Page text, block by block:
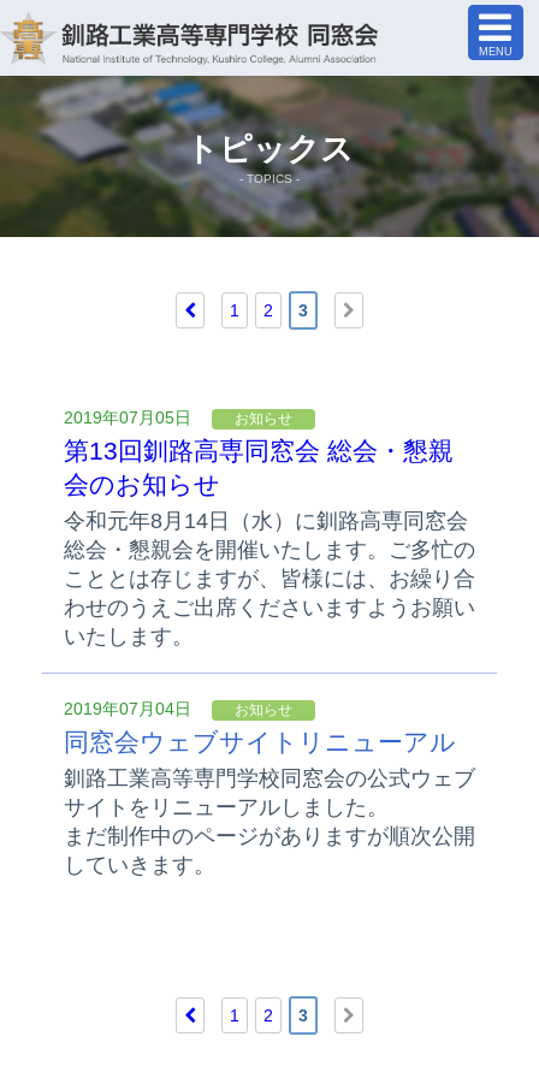
MENU
トピックス
- TOPICS -
1 2 3
2019年07月05日 お知らせ
第13回釧路高専同窓会 総会・懇親
会のお知らせ
令和元年8月14日（水）に釧路高専同窓会
総会・懇親会を開催いたします。ご多忙の
こととは存じますが、皆様には、お繰り合
わせのうえご出席くださいますようお願い
いたします。
2019年07月04日 お知らせ
同窓会ウェブサイトリニューアル
釧路工業高等専門学校同窓会の公式ウェブ
サイトをリニューアルしました。
まだ制作中のページがありますが順次公開
していきます。
1 2 3